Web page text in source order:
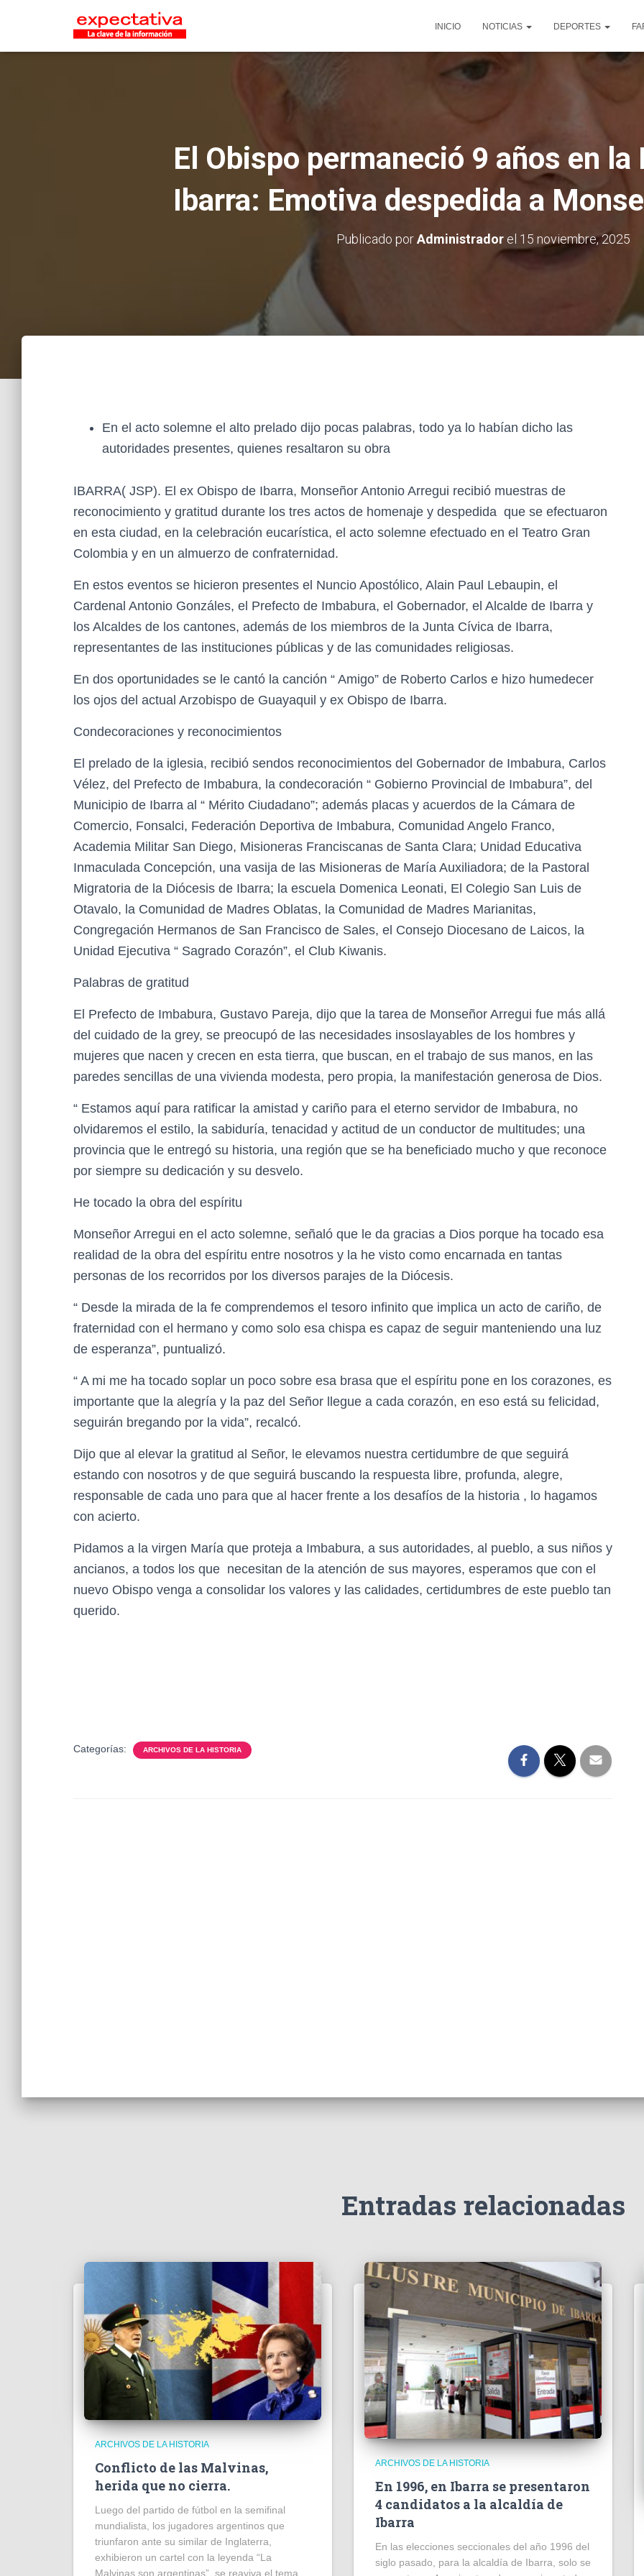
INICIO NOTICIAS DEPORTES
El Obispo permaneció 9 años en la
Ibarra: Emotiva despedida a
Publicado porAdministradorel 15 noviembre, 2025
En el acto solemne el alto prelado dijo pocas palabras, todo ya lo habían dicho las
autoridades presentes, quienes resaltaron su obra
IBARRA( JSP). El ex Obispo de Ibarra, Monseñor Antonio Arregui recibió muestras de
reconocimiento y gratitud durante los tres actos de homenaje y despedida que se efectuaron
en esta ciudad, en la celebración eucarística, el acto solemne efectuado en el Teatro Gran
Colombia y en un almuerzo de confraternidad.
En estos eventos se hicieron presentes el Nuncio Apostólico, Alain Paul Lebaupin, el
Cardenal Antonio Gonzáles, el Prefecto de Imbabura, el Gobernador, el Alcalde de Ibarra y
los Alcaldes de los cantones, además de los miembros de la Junta Cívica de Ibarra,
representantes de las instituciones públicas y de las comunidades religiosas.
En dos oportunidades se le cantó la canción “ Amigo” de Roberto Carlos e hizo humedecer
los ojos del actual Arzobispo de Guayaquil y ex Obispo de Ibarra.
Condecoraciones y reconocimientos
El prelado de la iglesia, recibió sendos reconocimientos del Gobernador de Imbabura, Carlos
Vélez, del Prefecto de Imbabura, la condecoración “ Gobierno Provincial de Imbabura”, del
Municipio de Ibarra al “ Mérito Ciudadano”; además placas y acuerdos de la Cámara de
Comercio, Fonsalci, Federación Deportiva de Imbabura, Comunidad Angelo Franco,
Academia Militar San Diego, Misioneras Franciscanas de Santa Clara; Unidad Educativa
Inmaculada Concepción, una vasija de las Misioneras de María Auxiliadora; de la Pastoral
Migratoria de la Diócesis de Ibarra; la escuela Domenica Leonati, El Colegio San Luis de
Otavalo, la Comunidad de Madres Oblatas, la Comunidad de Madres Marianitas,
Congregación Hermanos de San Francisco de Sales, el Consejo Diocesano de Laicos, la
Unidad Ejecutiva “ Sagrado Corazón”, el Club Kiwanis.
Palabras de gratitud
El Prefecto de Imbabura, Gustavo Pareja, dijo que la tarea de Monseñor Arregui fue más allá
del cuidado de la grey, se preocupó de las necesidades insoslayables de los hombres y
mujeres que nacen y crecen en esta tierra, que buscan, en el trabajo de sus manos, en las
paredes sencillas de una vivienda modesta, pero propia, la manifestación generosa de Dios.
“ Estamos aquí para ratificar la amistad y cariño para el eterno servidor de Imbabura, no
olvidaremos el estilo, la sabiduría, tenacidad y actitud de un conductor de multitudes; una
provincia que le entregó su historia, una región que se ha beneficiado mucho y que reconoce
por siempre su dedicación y su desvelo.
He tocado la obra del espíritu
Monseñor Arregui en el acto solemne, señaló que le da gracias a Dios porque ha tocado esa
realidad de la obra del espíritu entre nosotros y la he visto como encarnada en tantas
personas de los recorridos por los diversos parajes de la Diócesis.
“ Desde la mirada de la fe comprendemos el tesoro infinito que implica un acto de cariño, de
fraternidad con el hermano y como solo esa chispa es capaz de seguir manteniendo una luz
de esperanza”, puntualizó.
“ A mi me ha tocado soplar un poco sobre esa brasa que el espíritu pone en los corazones, es
importante que la alegría y la paz del Señor llegue a cada corazón, en eso está su felicidad,
seguirán bregando por la vida”, recalcó.
Dijo que al elevar la gratitud al Señor, le elevamos nuestra certidumbre de que seguirá
estando con nosotros y de que seguirá buscando la respuesta libre, profunda, alegre,
responsable de cada uno para que al hacer frente a los desafíos de la historia , lo hagamos
con acierto.
Pidamos a la virgen María que proteja a Imbabura, a sus autoridades, al pueblo, a sus niños y
ancianos, a todos los que necesitan de la atención de sus mayores, esperamos que con el
nuevo Obispo venga a consolidar los valores y las calidades, certidumbres de este pueblo tan
querido.
Categorías: ARCHIVOS DE LA HISTORIA
Entradas relacionadas
ARCHIVOS DE LA HISTORIA
Conflicto de las Malvinas,
herida que no cierra.
Luego del partido de fútbol en la semifinal
mundialista, los jugadores argentinos que
triunfaron ante su similar de Inglaterra,
exhibieron un cartel con la leyenda “La
Malvinas son argentinas”, se reaviva el tema
ARCHIVOS DE LA HISTORIA
En 1996, en Ibarra se presentaron
4 candidatos a la alcaldía de
Ibarra
En las elecciones seccionales del año 1996 del
siglo pasado, para la alcaldía de Ibarra, solo se